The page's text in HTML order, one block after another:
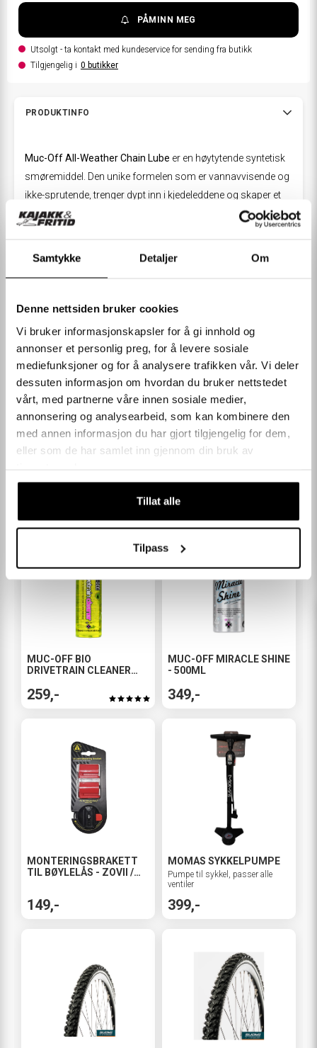
Samtykke Detaljer Om
Denne nettsiden bruker cookies
Vi bruker informasjonskapsler for å gi innhold og
annonser et personlig preg, for å levere sosiale
mediefunksjoner og for å analysere trafikken vår. Vi deler
dessuten informasjon om hvordan du bruker nettstedet
vårt, med partnerne våre innen sosiale medier,
annonsering og analysearbeid, som kan kombinere den
med annen informasjon du har gjort tilgjengelig for dem,
eller som de har samlet inn gjennom din bruk av
Tillat alle
Tilpass
PÅMINN MEG
Utsolgt - ta kontakt med kundeservice for sending fra butikk
Tilgjengelig i 0 butikker
PRODUKTINFO
Muc-Off All-Weather Chain Lube er en høytytende syntetisk
smøremiddel. Den unike formelen som er vannavvisende og
ikke-sprutende, trenger dypt inn i kjedeleddene og skaper et
holdbart beskyttelseslag som beskytter mot korrosjon og
metall-mot-metall slitasje. En unik blanding av ekstremt trykk-
Det kan være mindre avvik mellom de viste bildene og det faktiske
produktet. Vi forbeholder oss retten til å endre til tilsvarende
spesifikasjoner og å gjøre mindre design endringer uten forvarsel. Farger
kan avvike fra det viste bildet. * Priser merket "Pris for nye medlemmer"
gjelder kunder som ikke har handlet hos oss tidligere og kan kun
benyttes på første kjøp. Ordre som bryter med vilkårene vil ved en
LES MER
SPESIFIKASJONER
KUNDEOMTALER
Andre kjøpte også
MUC-OFF BIO
DRIVETRAIN CLEANER
259,-
MUC-OFF MIRACLE SHINE
- 500ML
349,-
MONTERINGSBRAKETT
TIL BØYLELÅS - ZOVII /
149,-
MOMAS SYKKELPUMPE
Pumpe til sykkel, passer alle
ventiler
399,-